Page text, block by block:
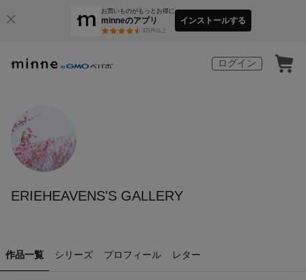
お買いものがもっとお得に
minneのアプリ
3万件以上
インストールする
ログイン
ERIEHEAVENS'S GALLERY
作品一覧 シリーズ プロフィール レター